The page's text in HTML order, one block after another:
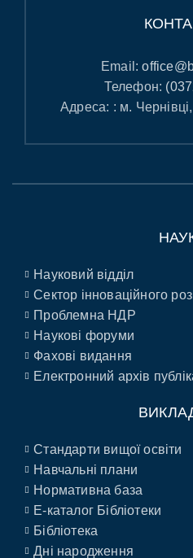
Email:
Телефон:
Адреса: : м.
Науковий відділ
Сектор інноваційного
Проблемна НДР
Наукові форуми
Фахові видання
Електронний архів
Стандарти вищої освіти
Навчальні плани
Нормативна база
E-каталог Бібліотеки
Бібліотека
Дні народження